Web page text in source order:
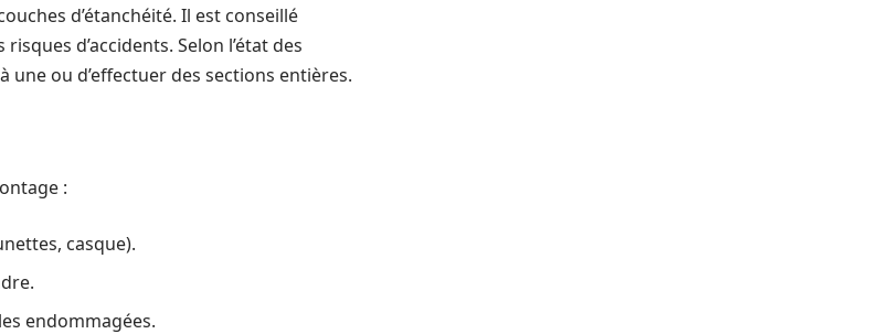
d’étanchéité. Il est conseillé
d’accidents. Selon l’état des
ou d’effectuer des sections entières.
:
casque).
endommagées.